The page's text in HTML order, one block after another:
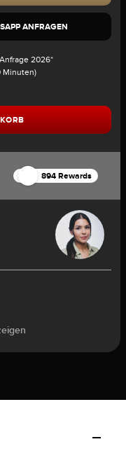
ANFRAGEN
2026*
Minuten)
894 Rewards